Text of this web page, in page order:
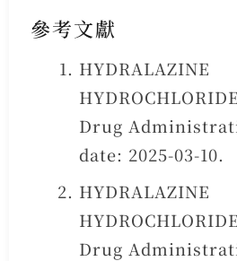
參考文獻
HYDRALAZINE
Drug
date: 2025-03-10.
HYDRALAZINE
Drug